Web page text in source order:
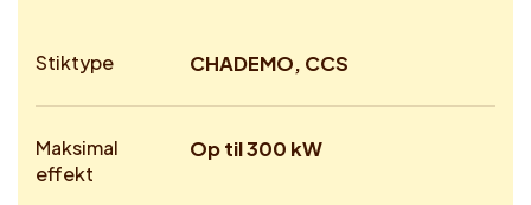
Stiktype CHADEMO, CCS
Maksimal
effekt
Op til 300 kW